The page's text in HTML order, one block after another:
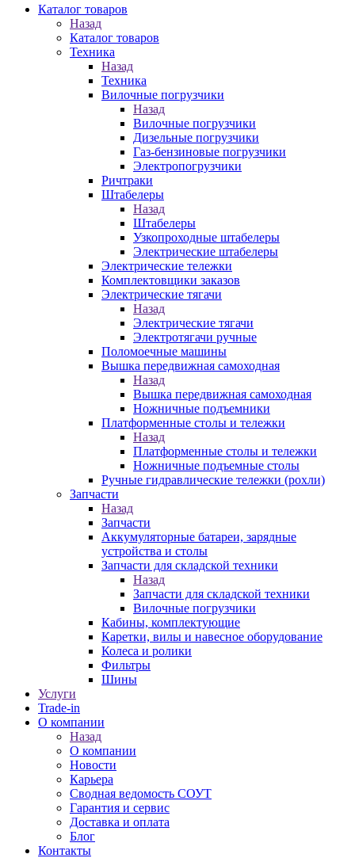
Каталог товаров
Назад
Каталог товаров
Техника
Назад
Техника
Вилочные погрузчики
Назад
Вилочные погрузчики
Дизельные погрузчики
Газ-бензиновые погрузчики
Электропогрузчики
Ричтраки
Штабелеры
Назад
Штабелеры
Узкопроходные штабелеры
Электрические штабелеры
Электрические тележки
Комплектовщики заказов
Электрические тягачи
Назад
Электрические тягачи
Электротягачи ручные
Поломоечные машины
Вышка передвижная самоходная
Назад
Вышка передвижная самоходная
Ножничные подъемники
Платформенные столы и тележки
Назад
Платформенные столы и тележки
Ножничные подъемные столы
Ручные гидравлические тележки (рохли)
Запчасти
Назад
Запчасти
Аккумуляторные батареи, зарядные
устройства и столы
Запчасти для складской техники
Назад
Запчасти для складской техники
Вилочные погрузчики
Кабины, комплектующие
Каретки, вилы и навесное оборудование
Колеса и ролики
Фильтры
Шины
Услуги
Trade-in
О компании
Назад
О компании
Новости
Карьера
Сводная ведомость СОУТ
Гарантия и сервис
Доставка и оплата
Блог
Контакты